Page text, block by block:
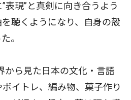
表現”と真剣に向き合うよう
聴くようになり、自身の殻
。
ら見た日本の文化・言語
イトレ、編み物、菓子作り